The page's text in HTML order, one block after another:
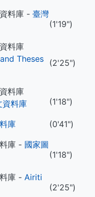
料庫 - 臺灣
(1'19")
料庫
Theses (2'25")
料庫
資料庫 (1'18")
庫
(0'41")
庫 - 國家圖
(1'18")
庫 - Airiti
(2'25")